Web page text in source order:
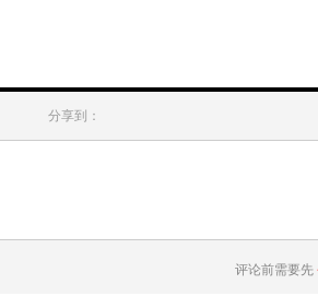
分享到：
评论前需要先